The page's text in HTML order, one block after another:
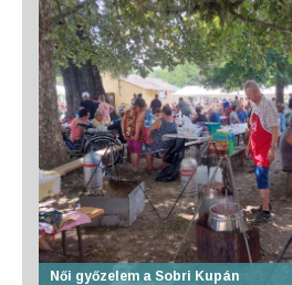
Női győzelem a Sobri Kupán